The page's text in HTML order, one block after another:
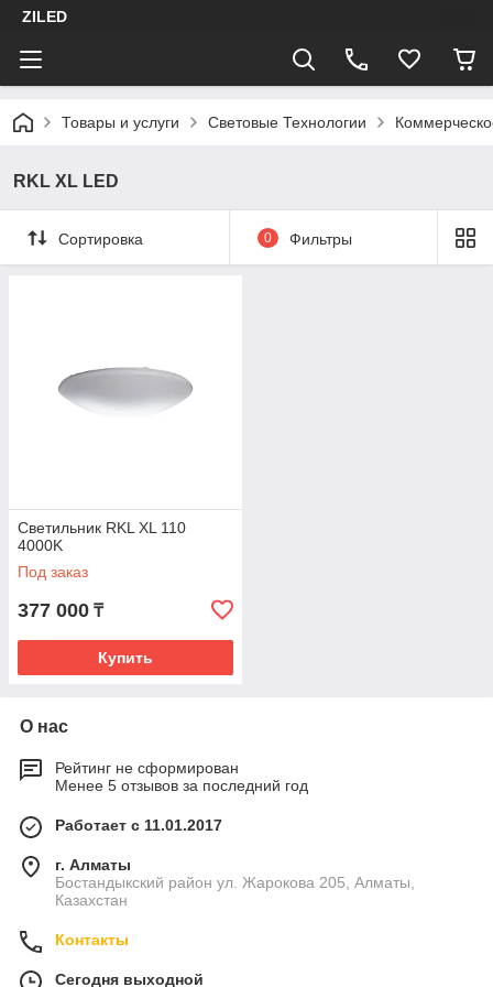
ZILED
Товары и услуги Световые Технологии
RKL XL LED
Сортировка 0 Фильтры
Светильник RKL XL 110
4000K
Под заказ
377 000 ₸
Купить
О нас
Рейтинг не сформирован
Менее 5 отзывов за последний год
Работает с 11.01.2017
г. Алматы
Бостандыкский район ул. Жарокова 205, Алматы,
Казахстан
Контакты
Сегодня выходной